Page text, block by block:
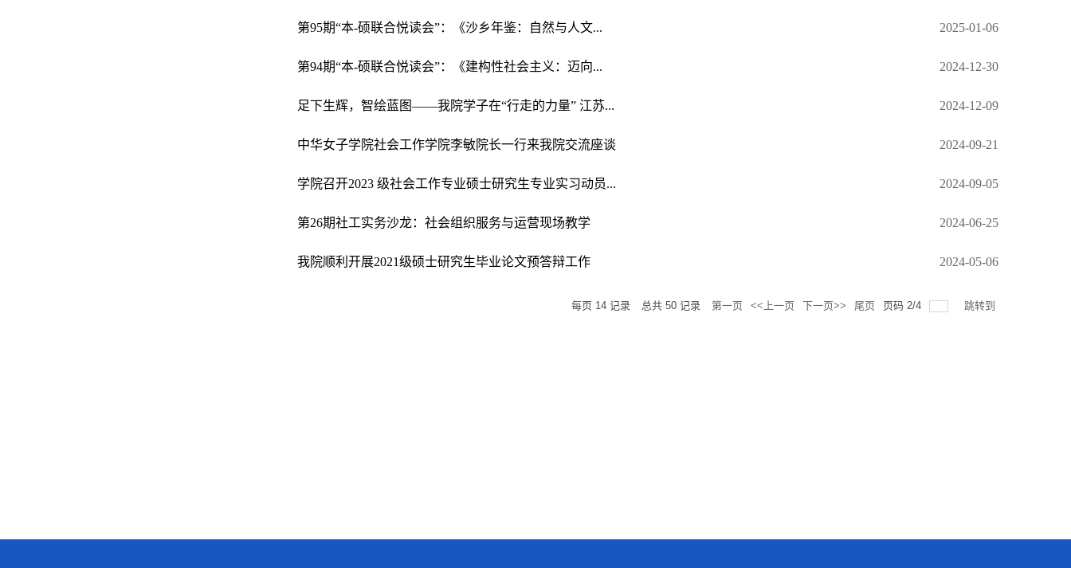
第95期“本-硕联合悦读会”：《沙乡年鉴：自然与人文... 2025-01-06
第94期“本-硕联合悦读会”：《建构性社会主义：迈向... 2024-12-30
足下生辉，智绘蓝图——我院学子在“行走的力量” 江苏... 2024-12-09
中华女子学院社会工作学院李敏院长一行来我院交流座谈 2024-09-21
学院召开2023 级社会工作专业硕士研究生专业实习动员... 2024-09-05
第26期社工实务沙龙：社会组织服务与运营现场教学 2024-06-25
我院顺利开展2021级硕士研究生毕业论文预答辩工作 2024-05-06
每页 14 记录 总共 50 记录 第一页 <<上一页 下一页>> 尾页 页码 2/4 跳转到